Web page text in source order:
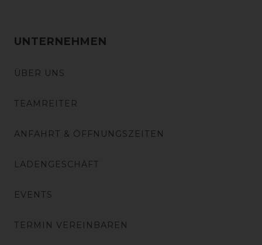
UNTERNEHMEN
ÜBER UNS
TEAMREITER
ANFAHRT & ÖFFNUNGSZEITEN
LADENGESCHÄFT
EVENTS
TERMIN VEREINBAREN